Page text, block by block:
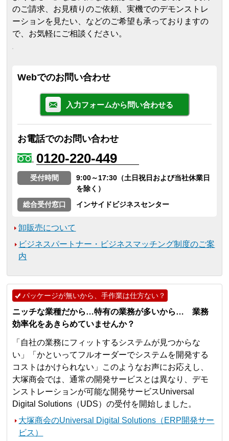
のご請求、お見積りのご依頼、実機でのデモンストレ
ーションを見たい、などのご希望も承っておりますの
で、お気軽にご相談ください。
Webでのお問い合わせ
入力フォームから問い合わせる
お電話でのお問い合わせ
0120-220-449
受付時間
9:00～17:30（土日祝日および当社休業日
を除く）
総合受付窓口
インサイドビジネスセンター
卸販売について
ビジネスパートナー・ビジネスマッチング制度のご案
内
パッケージが無いから、手作業は仕方ない？
ニッチな業種だから…特有の業務が多いから… 業務
効率化をあきらめていませんか？
「自社の業務にフィットするシステムが見つからな
い」「かといってフルオーダーでシステムを開発する
コストはかけられない」このようなお声にお応えし、
大塚商会では、通常の開発サービスとは異なり、デモ
ンストレーションが可能な開発サービスUniversal
Digital Solutions（UDS）の受付を開始しました。
大塚商会のUniversal Digital Solutions（ERP開発サー
ビス）